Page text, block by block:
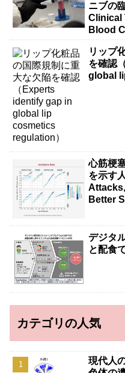
ニブの
Clinical
Blood
リップ
を確認
global
心筋梗
を示す
Better
デジタ
と配食
カテゴリの人気
現代人